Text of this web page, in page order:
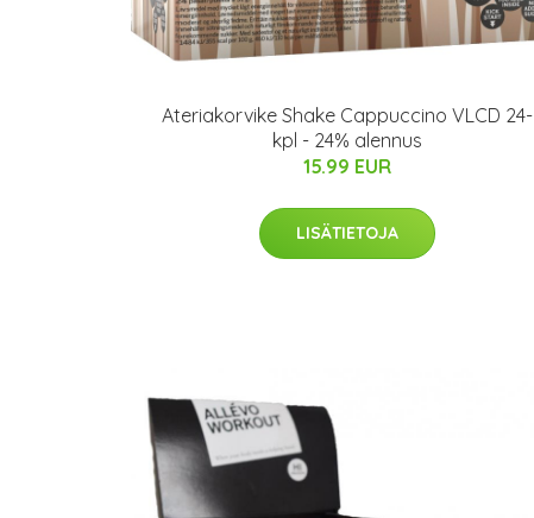
Ateriakorvike Shake Cappuccino VLCD 24-
kpl - 24% alennus
15.99 EUR
LISÄTIETOJA